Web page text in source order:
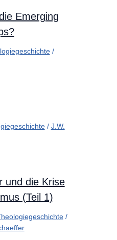
Emerging
/
/ J.W.
und die Krise
(Teil 1)
/